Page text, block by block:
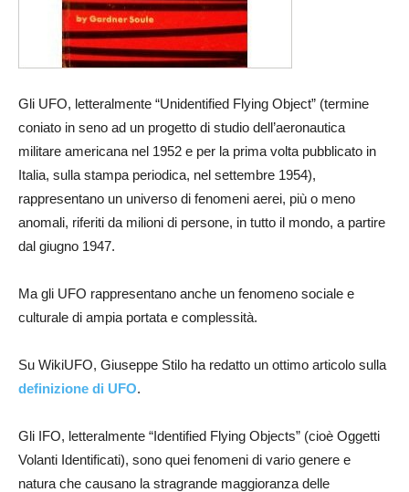
Gli UFO, letteralmente “Unidentified Flying Object” (termine
coniato in seno ad un progetto di studio dell’aeronautica
militare americana nel 1952 e per la prima volta pubblicato in
Italia, sulla stampa periodica, nel settembre 1954),
rappresentano un universo di fenomeni aerei, più o meno
anomali, riferiti da milioni di persone, in tutto il mondo, a partire
dal giugno 1947.
Ma gli UFO rappresentano anche un fenomeno sociale e
culturale di ampia portata e complessità.
Su WikiUFO, Giuseppe Stilo ha redatto un ottimo articolo sulla
definizione di UFO.
Gli IFO, letteralmente “Identified Flying Objects” (cioè Oggetti
Volanti Identificati), sono quei fenomeni di vario genere e
natura che causano la stragrande maggioranza delle